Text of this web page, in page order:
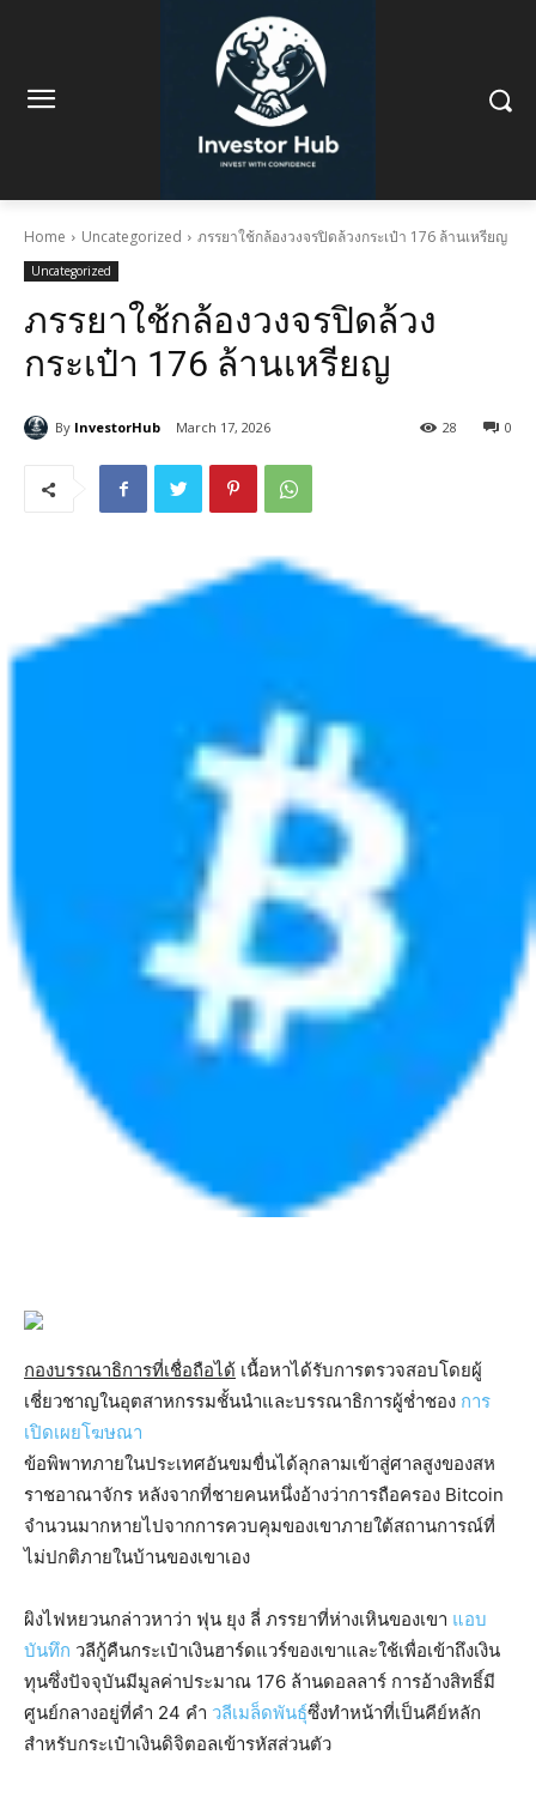
Home Uncategorized ภรรยาใช้กล้องวงจรปิดล้วงกระเป๋า 176 ล้านเหรียญ
Uncategorized
ภรรยาใช้กล้องวงจรปิดล้วง
กระเป๋า 176 ล้านเหรียญ
By InvestorHub March 17, 2026 0
28
กองบรรณาธิการที่เชื่อถือได้ เนื้อหาได้รับการตรวจสอบโดยผู้
เชี่ยวชาญในอุตสาหกรรมชั้นนำและบรรณาธิการผู้ช่ำชอง การ
เปิดเผยโฆษณา
ข้อพิพาทภายในประเทศอันขมขื่นได้ลุกลามเข้าสู่ศาลสูงของสห
ราชอาณาจักร หลังจากที่ชายคนหนึ่งอ้างว่าการถือครอง Bitcoin
จำนวนมากหายไปจากการควบคุมของเขาภายใต้สถานการณ์ที่
ไม่ปกติภายในบ้านของเขาเอง
ผิงไฟหยวนกล่าวหาว่า ฟุน ยุง ลี่ ภรรยาที่ห่างเหินของเขา แอบ
บันทึก วลีกู้คืนกระเป๋าเงินฮาร์ดแวร์ของเขาและใช้เพื่อเข้าถึงเงิน
ทุนซึ่งปัจจุบันมีมูลค่าประมาณ 176 ล้านดอลลาร์ การอ้างสิทธิ์มี
ศูนย์กลางอยู่ที่คำ 24 คำ วลีเมล็ดพันธุ์ซึ่งทำหน้าที่เป็นคีย์หลัก
สำหรับกระเป๋าเงินดิจิตอลเข้ารหัสส่วนตัว